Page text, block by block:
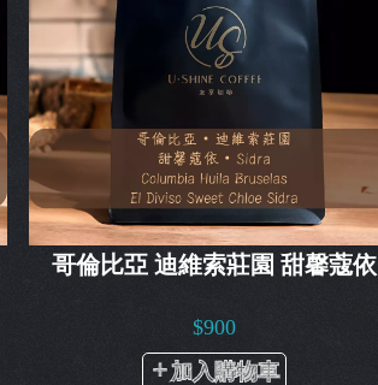
哥倫比亞 迪維索莊園 甜馨蔻依
$900
加入購物車